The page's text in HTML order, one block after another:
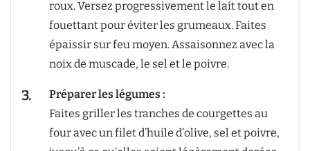
roux. Versez progressivement le lait tout en
fouettant pour éviter les grumeaux. Faites
épaissir sur feu moyen. Assaisonnez avec la
noix de muscade, le sel et le poivre.
Préparer les légumes :
Faites griller les tranches de courgettes au
four avec un filet d’huile d’olive, sel et poivre,